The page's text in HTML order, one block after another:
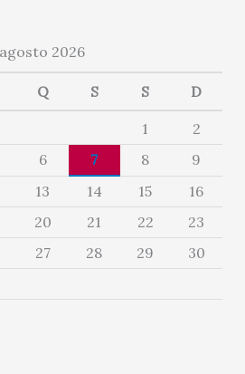
agosto 2026
Q S S D
1
2
6 7 8
9
13 14 15
16
20 21 22
23
27 28 29
30